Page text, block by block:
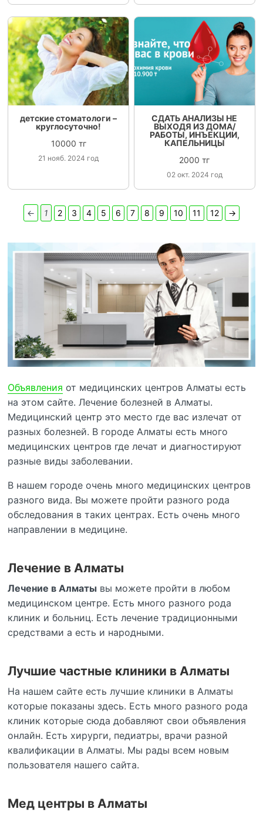
детские стоматологи –
круглосуточно!
10000 тг
21 нояб. 2024 год
СДАТЬ АНАЛИЗЫ НЕ
ВЫХОДЯ ИЗ ДОМА/
РАБОТЫ, ИНЪЕКЦИИ,
КАПЕЛЬНИЦЫ
2000 тг
02 окт. 2024 год
← 1 2 3 4 5 6 7 8 9 10 11 12 →
Объявления от медицинских центров Алматы есть
на этом сайте. Лечение болезней в Алматы.
Медицинский центр это место где вас излечат от
разных болезней. В городе Алматы есть много
медицинских центров где лечат и диагностируют
разные виды заболевании.
В нашем городе очень много медицинских центров
разного вида. Вы можете пройти разного рода
обследования в таких центрах. Есть очень много
направлении в медицине.
Лечение в Алматы
Лечение в Алматы вы можете пройти в любом
медицинском центре. Есть много разного рода
клиник и больниц. Есть лечение традиционными
средствами а есть и народными.
Лучшие частные клиники в Алматы
На нашем сайте есть лучшие клиники в Алматы
которые показаны здесь. Есть много разного рода
клиник которые сюда добавляют свои объявления
онлайн. Есть хирурги, педиатры, врачи разной
квалификации в Алматы. Мы рады всем новым
пользователя нашего сайта.
Мед центры в Алматы